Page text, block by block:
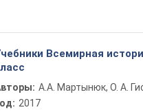
Всемирная
А.А. Мартынюк, О. А.
2017